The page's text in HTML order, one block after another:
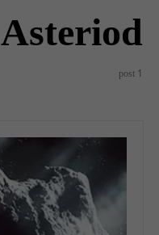
Asteriod
1 post